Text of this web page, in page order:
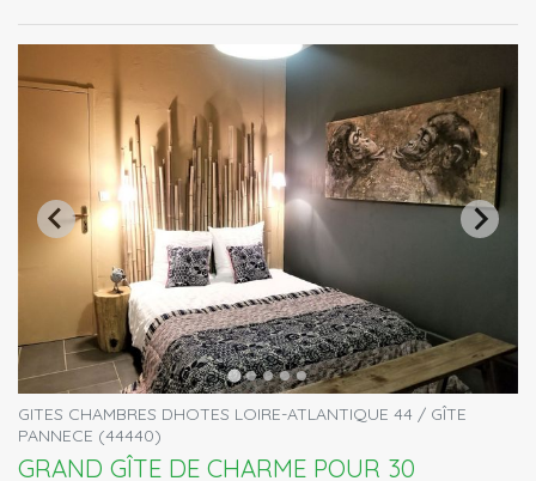
GITES CHAMBRES DHOTES LOIRE-ATLANTIQUE 44 / GÎTE
PANNECE (44440)
GRAND GÎTE DE CHARME POUR 30